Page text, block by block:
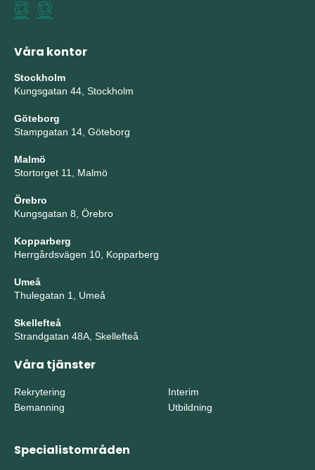
Våra kontor
Stockholm
Kungsgatan 44, Stockholm
Göteborg
Stampgatan 14, Göteborg
Malmö
Stortorget 11, Malmö
Örebro
Kungsgatan 8, Örebro
Kopparberg
Herrgårdsvägen 10, Kopparberg
Umeå
Thulegatan 1, Umeå
Skellefteå
Strandgatan 48A, Skellefteå
Våra tjänster
Rekrytering
Bemanning
Interim
Utbildning
Specialistområden